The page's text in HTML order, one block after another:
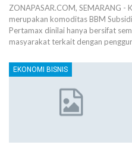
ZONAPASAR.COM, SEMARANG
merupakan komoditas BBM
Pertamax dinilai hanya bersifat
masyarakat terkait dengan
EKONOMI BISNIS